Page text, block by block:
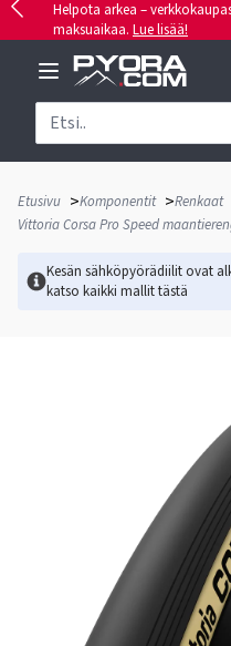
Helpota arkea –
maksuaikaa. Lue lisää!
Etusivu >Komponentit >Renkaat
Vittoria Corsa Pro Speed
Kesän sähköpyörädiilit ovat
katso kaikki mallittästä